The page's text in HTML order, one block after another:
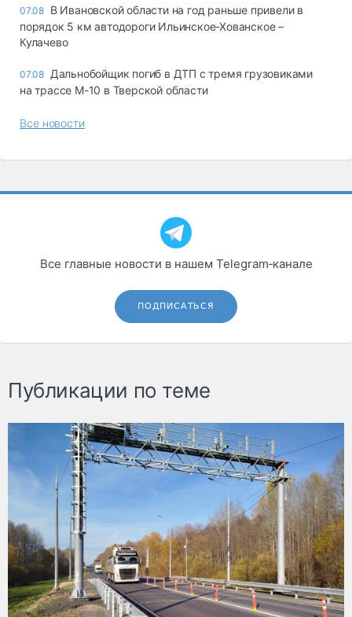
07.08 В Ивановской области на год раньше привели в
порядок 5 км автодороги Ильинское-Хованское –
Кулачево
07.08 Дальнобойщик погиб в ДТП с тремя грузовиками
на трассе М-10 в Тверской области
Все новости
Все главные новости в нашем Telegram‑канале
ПОДПИСАТЬСЯ
Публикации по теме